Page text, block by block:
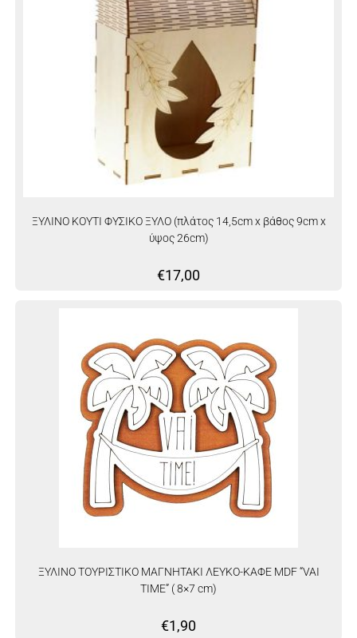
ΞΥΛΙΝΟ ΚΟΥΤΙ ΦΥΣΙΚΟ ΞΥΛΟ (πλάτος 14,5cm x βάθος 9cm x
ύψος 26cm)
€17,00
ΞΥΛΙΝΟ ΤΟΥΡΙΣΤΙΚΟ ΜΑΓΝΗΤΑΚΙ ΛΕΥΚΟ-ΚΑΦΕ MDF “VAI
TIME” ( 8×7 cm)
€1,90